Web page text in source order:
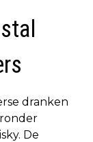
dranken
De